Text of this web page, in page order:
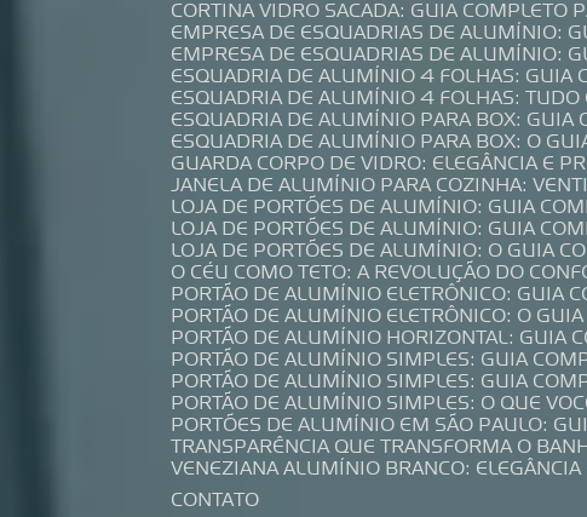
CORTINA VIDRO SACADA: GUIA COMPLETO
EMPRESA DE ESQUADRIAS DE ALUMÍNIO:
EMPRESA DE ESQUADRIAS DE ALUMÍNIO:
ESQUADRIA DE ALUMÍNIO 4 FOLHAS: GUIA
ESQUADRIA DE ALUMÍNIO 4 FOLHAS:
ESQUADRIA DE ALUMÍNIO PARA BOX:
ESQUADRIA DE ALUMÍNIO PARA BOX: O
GUARDA CORPO DE VIDRO: ELEGÂNCIA E
JANELA DE ALUMÍNIO PARA COZINHA:
LOJA DE PORTÕES DE ALUMÍNIO: GUIA
LOJA DE PORTÕES DE ALUMÍNIO: GUIA
LOJA DE PORTÕES DE ALUMÍNIO: O GUIA
O CÉU COMO TETO: A REVOLUÇÃO DO
PORTÃO DE ALUMÍNIO ELETRÔNICO: GUIA
PORTÃO DE ALUMÍNIO ELETRÔNICO: O
PORTÃO DE ALUMÍNIO HORIZONTAL: GUIA
PORTÃO DE ALUMÍNIO SIMPLES: GUIA
PORTÃO DE ALUMÍNIO SIMPLES: GUIA
PORTÃO DE ALUMÍNIO SIMPLES: O QUE
PORTÕES DE ALUMÍNIO EM SÃO PAULO:
TRANSPARÊNCIA QUE TRANSFORMA O
VENEZIANA ALUMÍNIO BRANCO:
CONTATO